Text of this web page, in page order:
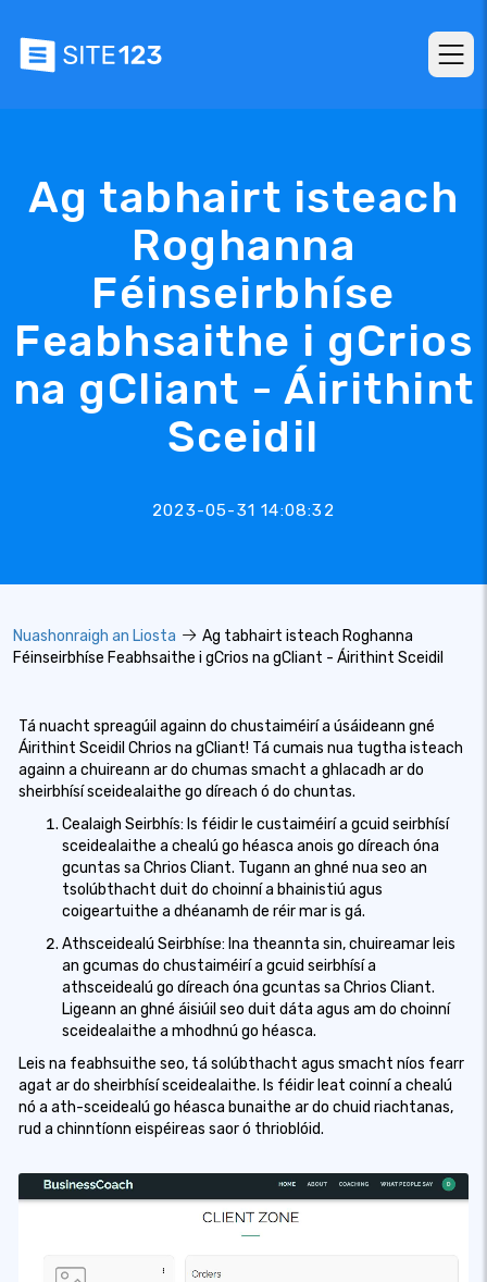
Ag tabhairt isteach
Roghanna
Féinseirbhíse
Feabhsaithe i gCrios
na gCliant - Áirithint
Sceidil
2023-05-31 14:08:32
Nuashonraigh an Liosta
Ag tabhairt isteach Roghanna
Féinseirbhíse Feabhsaithe i gCrios na gCliant - Áirithint Sceidil
Tá nuacht spreagúil againn do chustaiméirí a úsáideann gné
Áirithint Sceidil Chrios na gCliant! Tá cumais nua tugtha isteach
againn a chuireann ar do chumas smacht a ghlacadh ar do
sheirbhísí sceidealaithe go díreach ó do chuntas.
Cealaigh Seirbhís: Is féidir le custaiméirí a gcuid seirbhísí
sceidealaithe a chealú go héasca anois go díreach óna
gcuntas sa Chrios Cliant. Tugann an ghné nua seo an
tsolúbthacht duit do choinní a bhainistiú agus
coigeartuithe a dhéanamh de réir mar is gá.
Athsceidealú Seirbhíse: Ina theannta sin, chuireamar leis
an gcumas do chustaiméirí a gcuid seirbhísí a
athsceidealú go díreach óna gcuntas sa Chrios Cliant.
Ligeann an ghné áisiúil seo duit dáta agus am do choinní
sceidealaithe a mhodhnú go héasca.
Leis na feabhsuithe seo, tá solúbthacht agus smacht níos fearr
agat ar do sheirbhísí sceidealaithe. Is féidir leat coinní a chealú
nó a ath-sceidealú go héasca bunaithe ar do chuid riachtanas,
rud a chinntíonn eispéireas saor ó thrioblóid.